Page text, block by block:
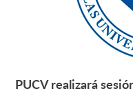
PUCV realizará